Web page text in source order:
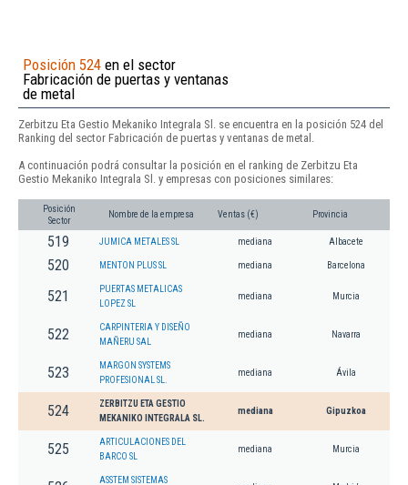
Posición 524 en el sector
Fabricación de puertas y ventanas
de metal
Zerbitzu Eta Gestio Mekaniko Integrala Sl. se encuentra en la posición 524 del
Ranking del sector Fabricación de puertas y ventanas de metal.
A continuación podrá consultar la posición en el ranking de Zerbitzu Eta
Gestio Mekaniko Integrala Sl. y empresas con posiciones similares:
Posición
Sector
Nombre de la empresa Ventas (€) Provincia
519 JUMICA METALES SL mediana Albacete
520 MENTON PLUS SL mediana Barcelona
521
PUERTAS METALICAS
LOPEZ SL
mediana Murcia
522
CARPINTERIA Y DISEÑO
MAÑERU SAL
mediana Navarra
523
MARGON SYSTEMS
PROFESIONAL SL.
mediana Ávila
524
ZERBITZU ETA GESTIO
MEKANIKO INTEGRALA SL.
mediana Gipuzkoa
525
ARTICULACIONES DEL
BARCO SL
mediana Murcia
ASSTEM SISTEMAS